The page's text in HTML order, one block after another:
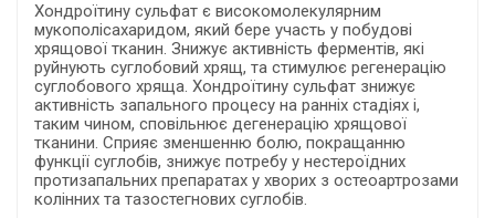
Хондроїтину сульфат є високомолекулярним
мукополісахаридом, який бере участь у побудові
хрящової тканин. Знижує активність ферментів, які
руйнують суглобовий хрящ, та стимулює регенерацію
суглобового хряща. Хондроїтину сульфат знижує
активність запального процесу на ранніх стадіях і,
таким чином, сповільнює дегенерацію хрящової
тканини. Сприяє зменшенню болю, покращанню
функції суглобів, знижує потребу у нестероїдних
протизапальних препаратах у хворих з остеоартрозами
колінних та тазостегнових суглобів.